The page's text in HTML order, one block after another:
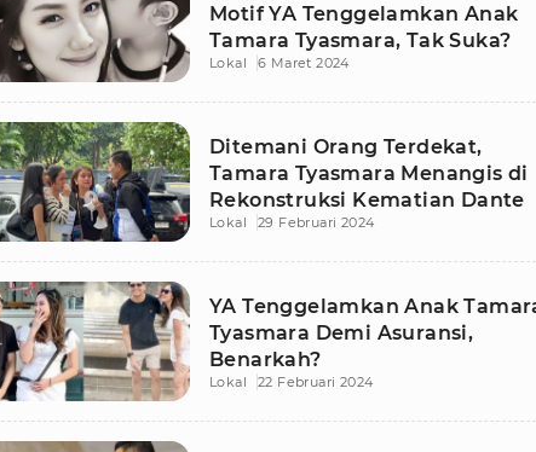
Motif YA Tenggelamkan Anak
Tamara Tyasmara, Tak Suka?
Lokal 6 Maret 2024
Ditemani Orang Terdekat,
Tamara Tyasmara Menangis di
Rekonstruksi Kematian Dante
Lokal 29 Februari 2024
YA Tenggelamkan Anak
Tyasmara Demi Asuransi,
Benarkah?
Lokal 22 Februari 2024